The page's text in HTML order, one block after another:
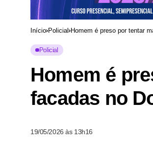
Início Policial Homem é preso por tentar
Policial
Homem é
facadas no
19/05/2026 às 13h16